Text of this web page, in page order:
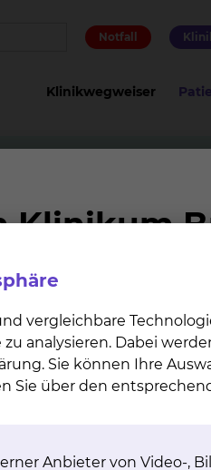
Notfall
Klinikwegweiser
Famulatur (Medizinstudium)
Sie in allen
vergleichbare
analysieren. Dabei
Sie können Ihre
Sie über den
Anbieter von Video-,